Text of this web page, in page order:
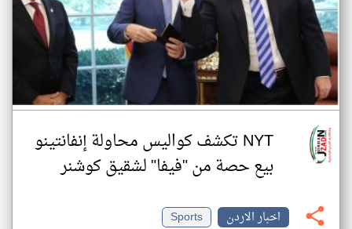
NYT تكشف كواليس محاولة إنفانتينو
بيع حصة من "فيفا" لشقيق كوشنر
اخبار الاردن
Sports